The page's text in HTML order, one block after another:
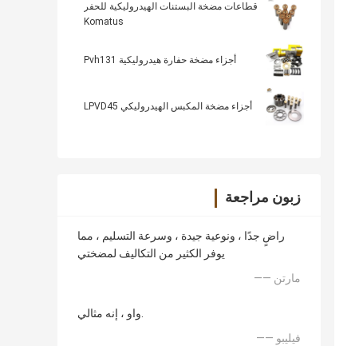
قطاعات مضخة البستنات الهيدروليكية للحفر
Komatus
أجزاء مضخة حفارة هيدروليكية Pvh131
أجزاء مضخة المكبس الهيدروليكي LPVD45
زبون مراجعة
راضٍ جدًا ، ونوعية جيدة ، وسرعة التسليم ، مما
يوفر الكثير من التكاليف لمضختي
—— مارتن
واو ، إنه مثالي.
—— فيليبو